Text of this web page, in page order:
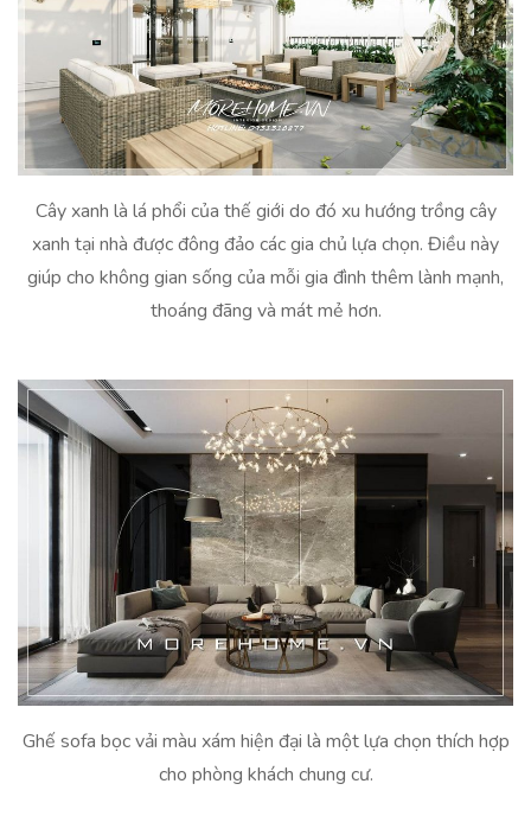
Cây xanh là lá phổi của thế giới do đó xu hướng trồng cây
xanh tại nhà được đông đảo các gia chủ lựa chọn. Điều này
giúp cho không gian sống của mỗi gia đình thêm lành mạnh,
thoáng đãng và mát mẻ hơn.
Ghế sofa bọc vải màu xám hiện đại là một lựa chọn thích hợp
cho phòng khách chung cư.